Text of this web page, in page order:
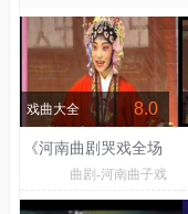
戏曲大全 8.0
《河南曲剧哭戏全场
戏大全》
曲剧-河南曲子戏